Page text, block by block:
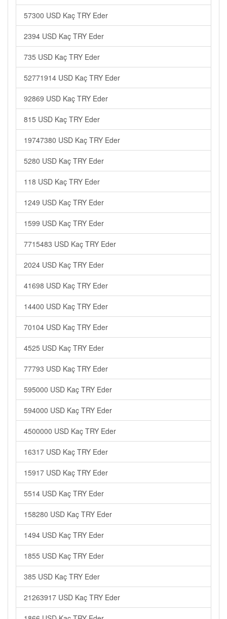
57300 USD Kaç TRY Eder
2394 USD Kaç TRY Eder
735 USD Kaç TRY Eder
52771914 USD Kaç TRY Eder
92869 USD Kaç TRY Eder
815 USD Kaç TRY Eder
19747380 USD Kaç TRY Eder
5280 USD Kaç TRY Eder
118 USD Kaç TRY Eder
1249 USD Kaç TRY Eder
1599 USD Kaç TRY Eder
7715483 USD Kaç TRY Eder
2024 USD Kaç TRY Eder
41698 USD Kaç TRY Eder
14400 USD Kaç TRY Eder
70104 USD Kaç TRY Eder
4525 USD Kaç TRY Eder
77793 USD Kaç TRY Eder
595000 USD Kaç TRY Eder
594000 USD Kaç TRY Eder
4500000 USD Kaç TRY Eder
16317 USD Kaç TRY Eder
15917 USD Kaç TRY Eder
5514 USD Kaç TRY Eder
158280 USD Kaç TRY Eder
1494 USD Kaç TRY Eder
1855 USD Kaç TRY Eder
385 USD Kaç TRY Eder
21263917 USD Kaç TRY Eder